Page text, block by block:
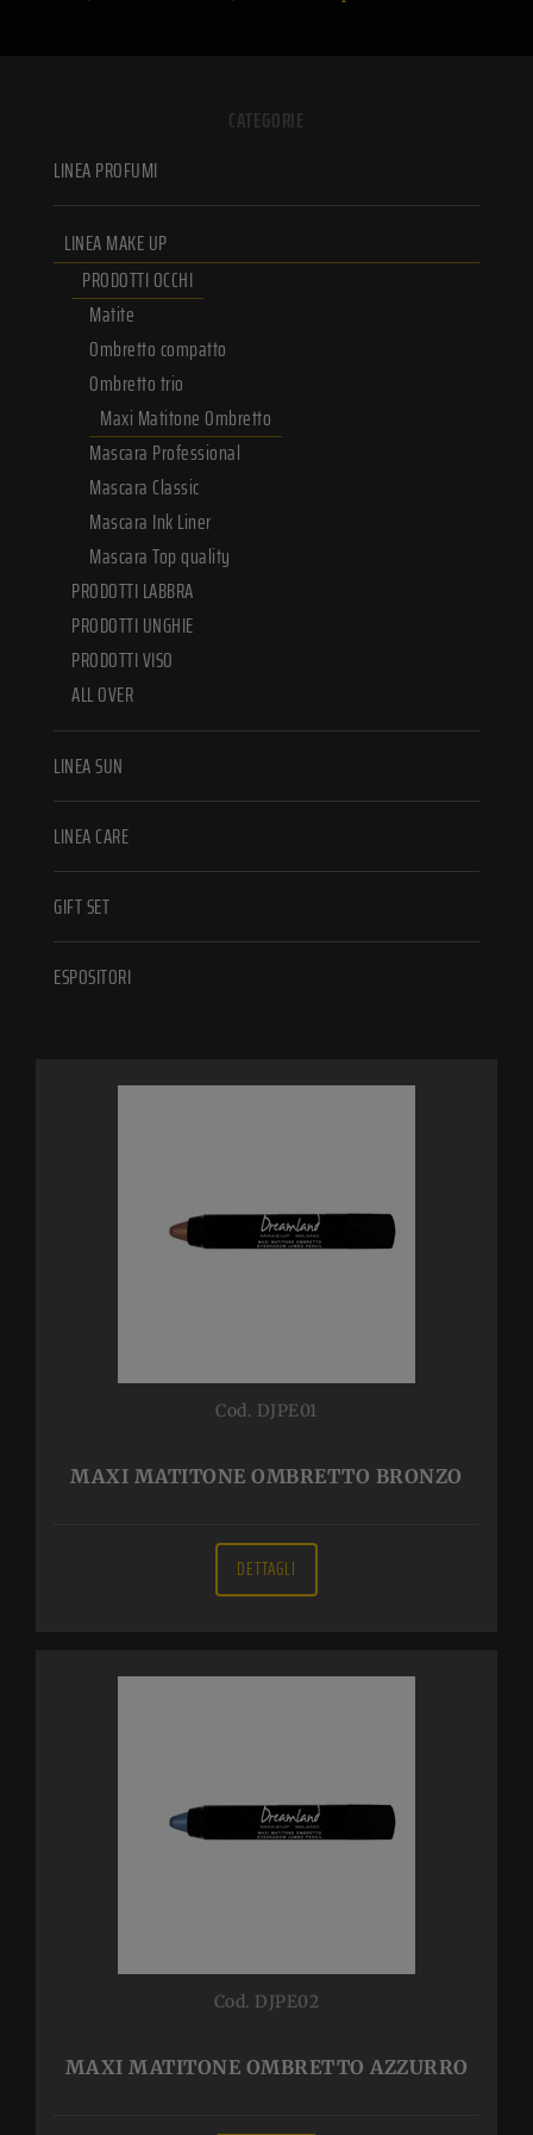
CATEGORIE
LINEA PROFUMI
LINEA MAKE UP
PRODOTTI OCCHI
Matite
Ombretto compatto
Ombretto trio
Maxi Matitone Ombretto
Mascara Professional
Mascara Classic
Mascara Ink Liner
Mascara Top quality
PRODOTTI LABBRA
PRODOTTI UNGHIE
PRODOTTI VISO
ALL OVER
LINEA SUN
LINEA CARE
GIFT SET
ESPOSITORI
Cod. DJPE01
MAXI MATITONE OMBRETTO BRONZO
DETTAGLI
Cod. DJPE02
MAXI MATITONE OMBRETTO AZZURRO